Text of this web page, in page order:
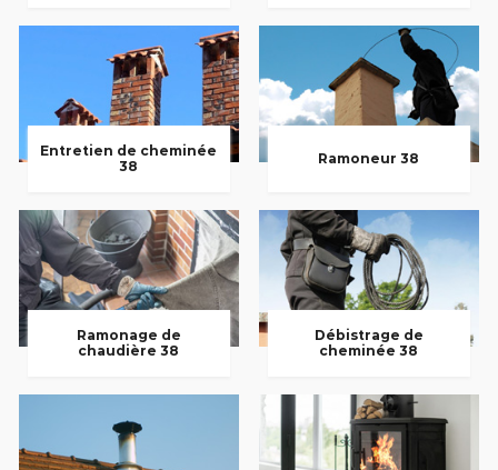
Entretien de cheminée
38
Ramoneur 38
Ramonage de
chaudière 38
Débistrage de
cheminée 38